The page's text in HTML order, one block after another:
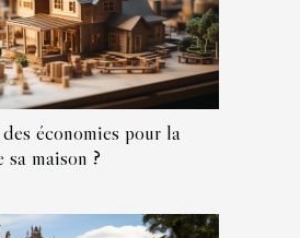
économies pour la
maison ?